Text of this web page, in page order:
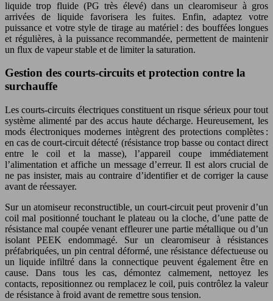
liquide trop fluide (PG très élevé) dans un clearomiseur à gros
arrivées de liquide favorisera les fuites. Enfin, adaptez votre
puissance et votre style de tirage au matériel : des bouffées longues
et régulières, à la puissance recommandée, permettent de maintenir
un flux de vapeur stable et de limiter la saturation.
Gestion des courts-circuits et protection contre la
surchauffe
Les courts-circuits électriques constituent un risque sérieux pour tout
système alimenté par des accus haute décharge. Heureusement, les
mods électroniques modernes intègrent des protections complètes :
en cas de court-circuit détecté (résistance trop basse ou contact direct
entre le coil et la masse), l’appareil coupe immédiatement
l’alimentation et affiche un message d’erreur. Il est alors crucial de
ne pas insister, mais au contraire d’identifier et de corriger la cause
avant de réessayer.
Sur un atomiseur reconstructible, un court-circuit peut provenir d’un
coil mal positionné touchant le plateau ou la cloche, d’une patte de
résistance mal coupée venant effleurer une partie métallique ou d’un
isolant PEEK endommagé. Sur un clearomiseur à résistances
préfabriquées, un pin central déformé, une résistance défectueuse ou
un liquide infiltré dans la connectique peuvent également être en
cause. Dans tous les cas, démontez calmement, nettoyez les
contacts, repositionnez ou remplacez le coil, puis contrôlez la valeur
de résistance à froid avant de remettre sous tension.